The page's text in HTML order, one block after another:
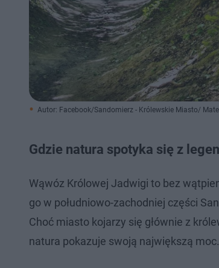
Autor: Facebook/Sandomierz - Królewskie Miasto/
Gdzie natura spotyka się z
Wąwóz Królowej Jadwigi to bez
go w południowo-zachodniej części
Choć miasto kojarzy się głównie z
natura pokazuje swoją największą moc.